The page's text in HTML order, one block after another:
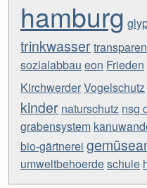
hamburg
trinkwasser
sozialabbau eon Frieden
KirchwerderVogelschutz
kinder naturschutz nsg
grabensystem
bio-gärtnerei
umweltbehoerdeschule